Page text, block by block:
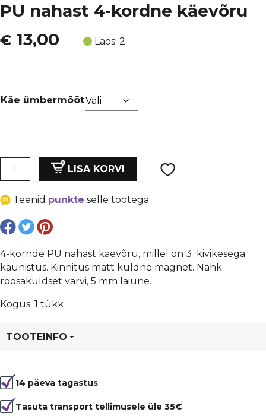
PU nahast 4-kordne käevõru
€ 13,00 Laos: 2
Käe ümbermõõt
PU
kordne
käevõru
kogus
LISA KORVI
Teenid punkte selle tootega.
4-kornde PU nahast käevõru, millel on 3 kivikesega
kaunistus. Kinnitus matt kuldne magnet. Nahk
roosakuldset värvi, 5 mm laiune.
Kogus: 1 tükk
TOOTEINFO
14 päeva tagastus
Tasuta transport tellimusele üle 35€